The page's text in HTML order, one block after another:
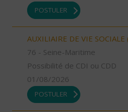
POSTULER
AUXILIAIRE DE VIE
76 - Seine-Maritime
Possibilité de CDI ou CDD
01/08/2026
POSTULER